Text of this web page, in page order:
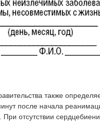
также
после начала
При отсутствии